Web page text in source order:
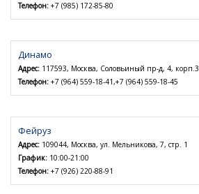
Телефон: +7 (985) 172-85-80
Динамо
Адрес: 117593, Москва, Соловьиный пр-д, 4, корп.3
Телефон: +7 (964) 559-18-41,+7 (964) 559-18-45
Фейруз
Адрес: 109044, Москва, ул. Мельникова, 7, стр. 1
График: 10:00-21:00
Телефон: +7 (926) 220-88-91